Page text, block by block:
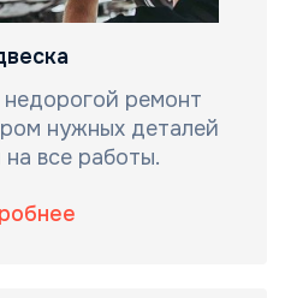
ремонт
нужных деталей
все работы.